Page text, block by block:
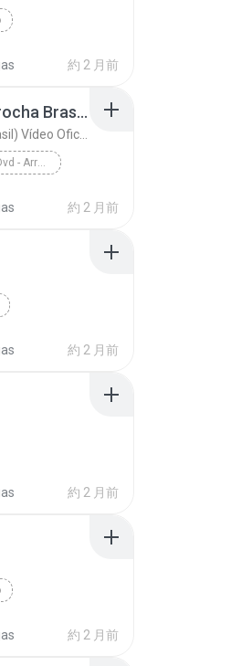
約 2 月前
Pablo -- Vai Lembrar (Dvd - Arrocha Brasil) Vídeo Oficial
Pablo -- Vai Lembrar (Dvd - Arrocha Brasil) Vídeo ...
約 2 月前
約 2 月前
約 2 月前
約 2 月前